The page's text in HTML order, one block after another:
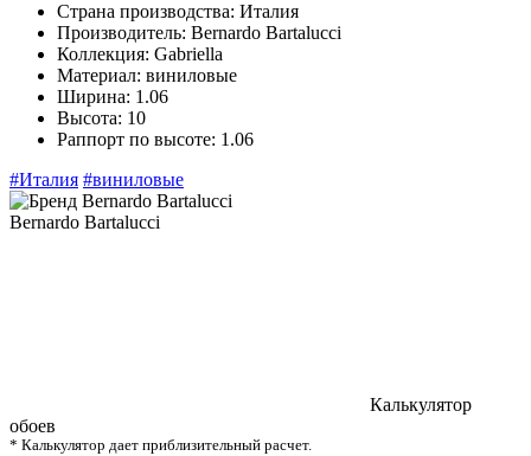
Страна производства: Италия
Производитель: Bernardo Bartalucci
Коллекция: Gabriella
Материал: виниловые
Ширина: 1.06
Высота: 10
Раппорт по высоте: 1.06
#Италия #виниловые
Bernardo Bartalucci
Калькулятор
обоев
* Калькулятор дает приблизительный расчет.